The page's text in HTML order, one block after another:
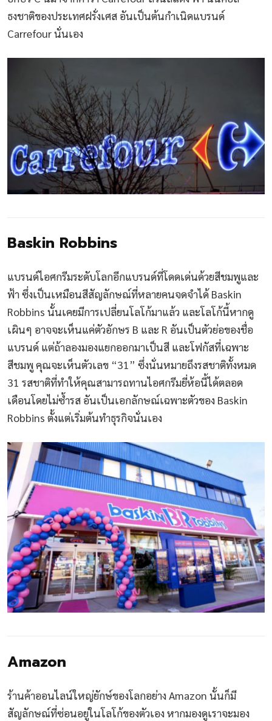
ธงชาติของประเทศฝรั่งเศส อันเป็นต้นกำเนิดแบรนด์
Carrefour นั่นเอง
Baskin Robbins
แบรนด์ไอศกรีมระดับโลกอีกแบรนด์ที่โดดเด่นด้วยสีชมพูและ
ฟ้า ซึ่งเป็นเหมือนสีสัญลักษณ์ที่หลายคนจดจำได้ Baskin
Robbins นั้นเคยมีการเปลี่ยนโลโก้มาแล้ว และโลโก้นี้หากดู
เผินๆ อาจจะเห็นแค่ตัวอักษร B และ R อันเป็นตัวย่อของชื่อ
แบรนด์ แต่ถ้าลองมองแยกออกมาเป็นสี และโฟกัสที่เฉพาะ
สีชมพู คุณจะเห็นตัวเลข “31” ซึ่งนั่นหมายถึงรสชาติทั้งหมด
31 รสชาติที่ทำให้คุณสามารถทานไอศกรีมยี่ห้อนี้ได้ตลอด
เดือนโดยไม่ซ้ำรส อันเป็นเอกลักษณ์เฉพาะตัวของ Baskin
Robbins ตั้งแต่เริ่มต้นทำธุรกิจนั่นเอง
Amazon
ร้านค้าออนไลน์ใหญ่ยักษ์ของโลกอย่าง Amazon นั้นก็มี
สัญลักษณ์ที่ซ่อนอยู่ในโลโก้ของตัวเอง หากมองดูเราจะมอง